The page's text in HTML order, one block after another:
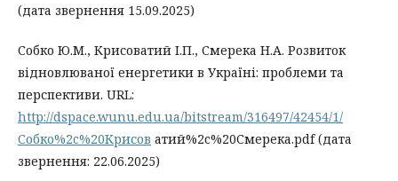
(дата звернення 15.09.2025)
Собко Ю.М., Крисоватий І.П., Смерека Н.А. Розвиток
відновлюваної енергетики в Україні: проблеми та
перспективи. URL:
http://dspace.wunu.edu.ua/bitstream/316497/42454/1/
Собко%2c%20Крисов атий%2c%20Смерека.pdf (дата
звернення: 22.06.2025)